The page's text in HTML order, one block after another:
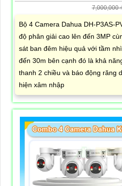
7,000,000
Bộ 4 Camera Dahua DH-P3AS-
độ phân giải cao lên đến 3MP
sát ban đêm hiệu quả với tầm
đến 30m bên cạnh đó là khả
thanh 2 chiều và báo động răng
hiện xâm nhập